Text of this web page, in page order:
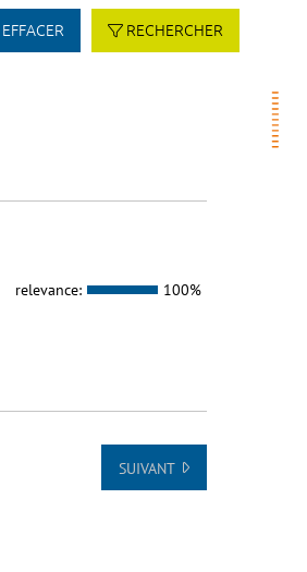
EFFACER RECHERCHER
relevance: 100%
SUIVANT